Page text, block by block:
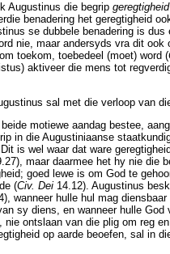
Augustinus die begrip geregtigheid
benadering het geregtigheid
se dubbele benadering is
nie, maar andersyds vra dit
toekom, toebedeel (moet) word (
aktiveer die mens tot
sal met die verloop van
motiewe aandag bestee,
in die Augustiniaanse
is wel waar dat ware
maar daarmee het hy nie die
goed lewe is om God te
(Civ. Dei 14.12). Augustinus
wanneer hulle hul mag
sy diens, en wanneer hulle
ontslaan van die plig om reg
op aarde beoefen, sal in